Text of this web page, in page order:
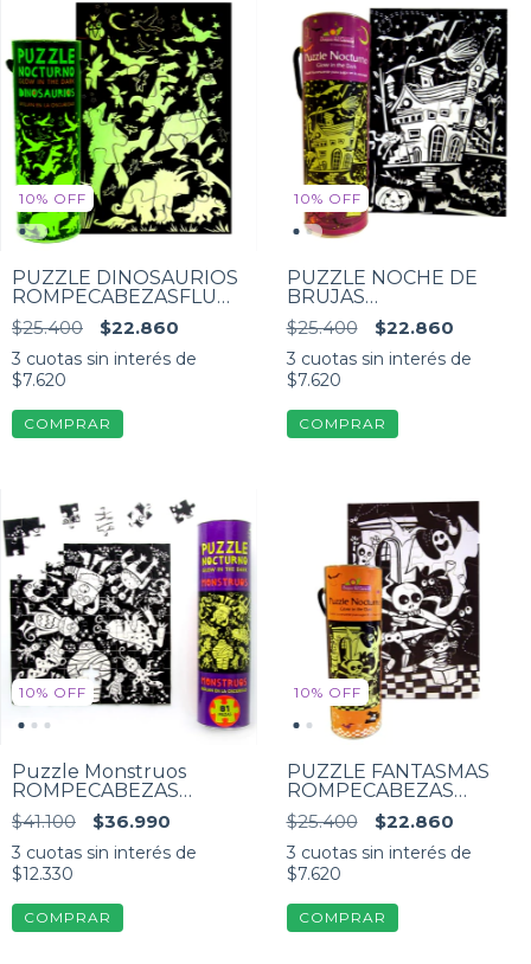
10% OFF
PUZZLE DINOSAURIOS
ROMPECABEZASFLUORESCENTE
24 PIEZAS
$25.400 $22.860
3 cuotas sin interés de
$7.620
10% OFF
PUZZLE NOCHE DE
BRUJAS
ROMPECABEZAS
FLUORESCENTE 24
piezas
$25.400 $22.860
3 cuotas sin interés de
$7.620
10% OFF
Puzzle Monstruos
ROMPECABEZAS
fluorescente 81 Piezas
$41.100 $36.990
3 cuotas sin interés de
$12.330
10% OFF
PUZZLE FANTASMAS
ROMPECABEZAS
FLUORESCENTE 24
piezas
$25.400 $22.860
3 cuotas sin interés de
$7.620